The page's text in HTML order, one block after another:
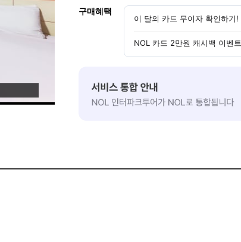
구매혜택
이 달의 카드 무이자 확인하기!
NOL 카드 2만원 캐시백 이벤트